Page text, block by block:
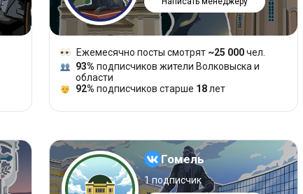
Ежемесячно посты смотрят ~25 000чел.
93% подписчиков жители Волковыска и
области
92% подписчиков старше 18лет
Гомель
1 подписчик